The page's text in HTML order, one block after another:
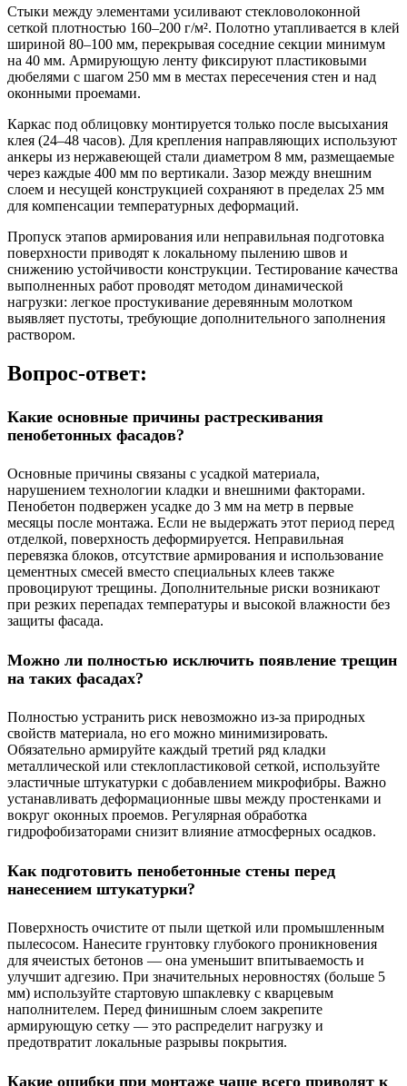
Стыки между элементами усиливают стекловолоконной
сеткой плотностью 160–200 г/м². Полотно утапливается в клей
шириной 80–100 мм, перекрывая соседние секции минимум
на 40 мм. Армирующую ленту фиксируют пластиковыми
дюбелями с шагом 250 мм в местах пересечения стен и над
оконными проемами.
Каркас под облицовку монтируется только после высыхания
клея (24–48 часов). Для крепления направляющих используют
анкеры из нержавеющей стали диаметром 8 мм, размещаемые
через каждые 400 мм по вертикали. Зазор между внешним
слоем и несущей конструкцией сохраняют в пределах 25 мм
для компенсации температурных деформаций.
Пропуск этапов армирования или неправильная подготовка
поверхности приводят к локальному пылению швов и
снижению устойчивости конструкции. Тестирование качества
выполненных работ проводят методом динамической
нагрузки: легкое простукивание деревянным молотком
выявляет пустоты, требующие дополнительного заполнения
раствором.
Вопрос-ответ:
Какие основные причины растрескивания
пенобетонных фасадов?
Основные причины связаны с усадкой материала,
нарушением технологии кладки и внешними факторами.
Пенобетон подвержен усадке до 3 мм на метр в первые
месяцы после монтажа. Если не выдержать этот период перед
отделкой, поверхность деформируется. Неправильная
перевязка блоков, отсутствие армирования и использование
цементных смесей вместо специальных клеев также
провоцируют трещины. Дополнительные риски возникают
при резких перепадах температуры и высокой влажности без
защиты фасада.
Можно ли полностью исключить появление трещин
на таких фасадах?
Полностью устранить риск невозможно из-за природных
свойств материала, но его можно минимизировать.
Обязательно армируйте каждый третий ряд кладки
металлической или стеклопластиковой сеткой, используйте
эластичные штукатурки с добавлением микрофибры. Важно
устанавливать деформационные швы между простенками и
вокруг оконных проемов. Регулярная обработка
гидрофобизаторами снизит влияние атмосферных осадков.
Как подготовить пенобетонные стены перед
нанесением штукатурки?
Поверхность очистите от пыли щеткой или промышленным
пылесосом. Нанесите грунтовку глубокого проникновения
для ячеистых бетонов — она уменьшит впитываемость и
улучшит адгезию. При значительных неровностях (больше 5
мм) используйте стартовую шпаклевку с кварцевым
наполнителем. Перед финишным слоем закрепите
армирующую сетку — это распределит нагрузку и
предотвратит локальные разрывы покрытия.
Какие ошибки при монтаже чаще всего приводят к